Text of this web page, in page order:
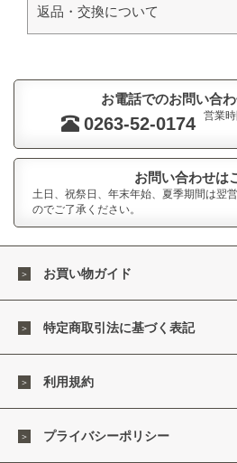
返品・交換について
お電話でのお問い合
0263-52-0174 営業
お問い合わせは
土日、祝祭日、年末年始、夏季期間は翌
のでご了承ください。
お買い物ガイド
特定商取引法に基づく表記
利用規約
プライバシーポリシー